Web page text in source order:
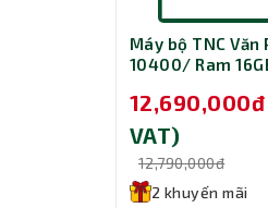
Nhờ được trang
mà các tác vụ
hình RAM thế hệ
Máy bộ TNC Văn
10400/ Ram
12,690,000đ
VAT)
12,790,000đ
2 khuyến mãi